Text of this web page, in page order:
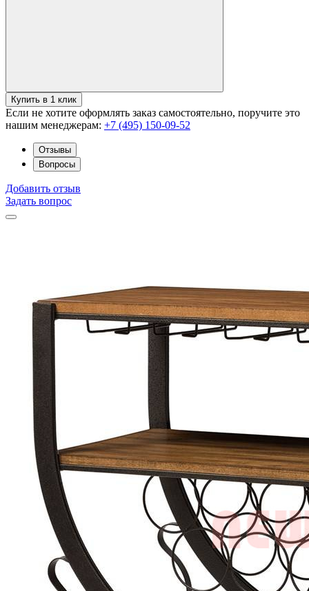
Купить в 1 клик
Если не хотите оформлять заказ самостоятельно, поручите это
нашим менеджерам: +7 (495) 150-09-52
Отзывы
Вопросы
Добавить отзыв
Задать вопрос